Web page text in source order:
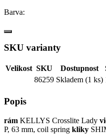
Barva:
SKU varianty
Velikost SKU Dostupnost
86259 Skladem (1 ks)
Popis
rám KELLYS Crosslite Lady
P, 63 mm, coil spring kliky